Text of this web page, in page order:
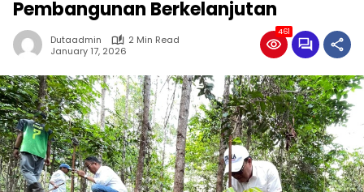
Pembangunan Berkelanjutan
Dutaadmin
2 Min Read
January 17, 2026
461